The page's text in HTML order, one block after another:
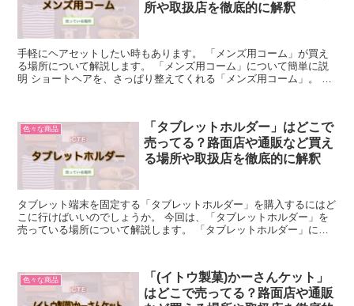
所や取扱店を徹底的に解釈
手軽にヘアセットしたい時もあります。 「メンズ用コーム」が買え
る場所について解説します。 「メンズ用コーム」について簡単に説
明 ショートヘアを、さっぱり整えてくれる「メンズ用コーム」。 レ
色々な商品
「タブレットホルダー」はどこで
売ってる？路面店や通販など買え
る場所や取扱店を徹底的に解釈
タブレット端末を固定する「タブレットホルダー」を購入するにはど
こに行けばいいのでしょうか。 今回は、「タブレットホルダー」を
売っている場所について解説します。 「タブレットホルダー」につ
色々な商品
「(イトウ製菓)かーさんケット」
はどこで売ってる？路面店や通販